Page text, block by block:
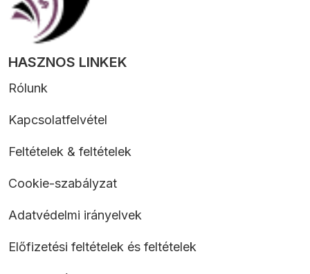
HASZNOS LINKEK
Rólunk
Kapcsolatfelvétel
Feltételek & feltételek
Cookie-szabályzat
Adatvédelmi irányelvek
Előfizetési feltételek és feltételek